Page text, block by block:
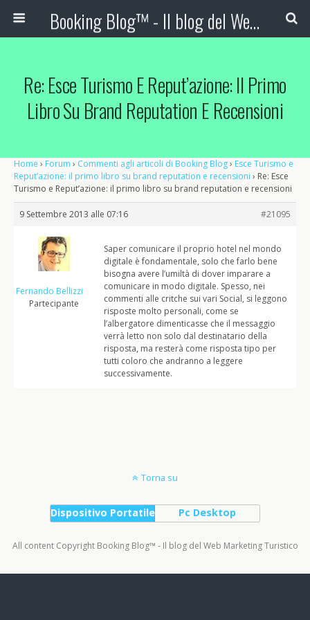
Booking Blog™ - Il blog del Web Marketing Turistico
Re: Esce Turismo E Reput’azione: Il Primo
Libro Su Brand Reputation E Recensioni
Home › Forum › Commenti agli articoli di Booking Blog› Esce Turismo e
Reput’azione: il primo libro su brand reputation e recensioni › Re: Esce
Turismo e Reput’azione: il primo libro su brand reputation e recensioni
9 Settembre 2013 alle 07:16 #21095
Fernando Bellizzi
Partecipante
Saper comunicare il proprio hotel nel mondo
digitale è fondamentale, solo che farlo bene
bisogna avere l’umiltà di dover imparare a
comunicare in modo digitale. Spesso, nei
commenti alle critche sui vari Social, si leggono
risposte molto personali, come se
l’albergatore dimenticasse che il messaggio
verrà letto non solo dal destinatario della
risposta, ma resterà come risposta tipo per
tutti coloro che andranno a leggere
successivamente.
Torna su
Dispositivo Portatile Pc Desktop
All content Copyright Booking Blog™ - Il blog del Web Marketing Turistico